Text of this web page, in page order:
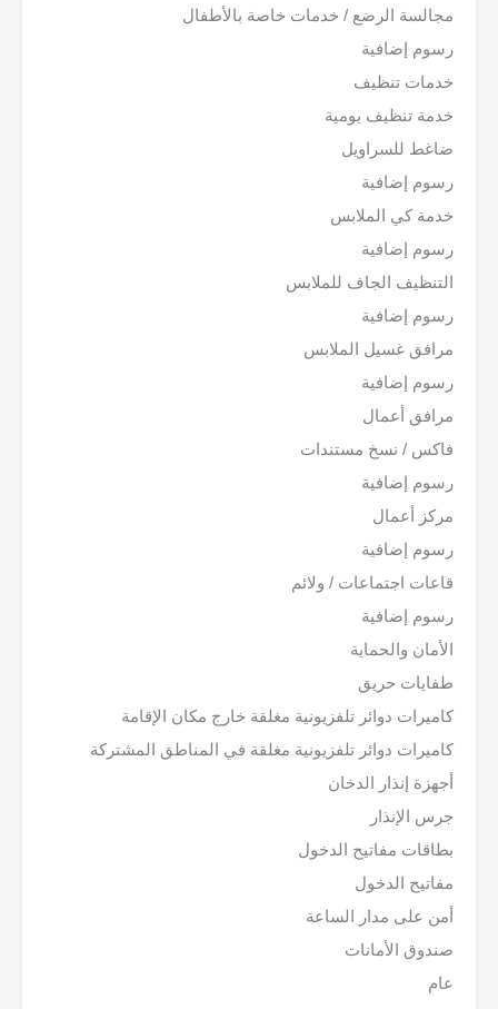
مجالسة الرضع / خدمات خاصة بالأطفال
رسوم إضافية
خدمات تنظيف
خدمة تنظيف يومية
ضاغط للسراويل
رسوم إضافية
خدمة كي الملابس
رسوم إضافية
التنظيف الجاف للملابس
رسوم إضافية
مرافق غسيل الملابس
رسوم إضافية
مرافق أعمال
فاكس / نسخ مستندات
رسوم إضافية
مركز أعمال
رسوم إضافية
قاعات اجتماعات / ولائم
رسوم إضافية
الأمان والحماية
طفايات حريق
كاميرات دوائر تلفزيونية مغلقة خارج مكان الإقامة
كاميرات دوائر تلفزيونية مغلقة في المناطق المشتركة
أجهزة إنذار الدخان
جرس الإنذار
بطاقات مفاتيح الدخول
مفاتيح الدخول
أمن على مدار الساعة
صندوق الأمانات
عام